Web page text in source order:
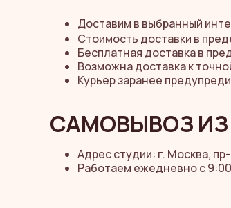
Доставим в выбранный
Стоимость доставки в
Бесплатная доставка в
Возможна доставка к
Курьер заранее
САМОВЫВОЗ ИЗ
Адрес студии: г. Москва,
Работаем ежедневно с